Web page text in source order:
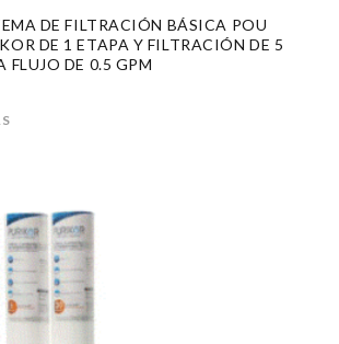
DE FILTRACIÓN BÁSICA POU
DE 1 ETAPA Y FILTRACIÓN DE 5
FLUJO DE 0.5 GPM